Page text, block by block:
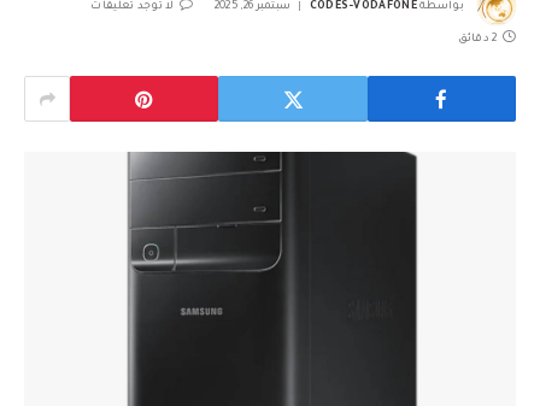
بواسطة CODES-VODAFONE سبتمبر 26, 2025 لا توجد تعليقات
2 دقائق